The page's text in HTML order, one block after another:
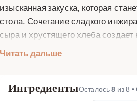
изысканная закуска, которая
стола. Сочетание сладкого
сыра и хрустящего хлеба
друзьями или романтического
поразит ваших гостей. В этом
Читать дальше
ИнгредиентыОсталось8 из8